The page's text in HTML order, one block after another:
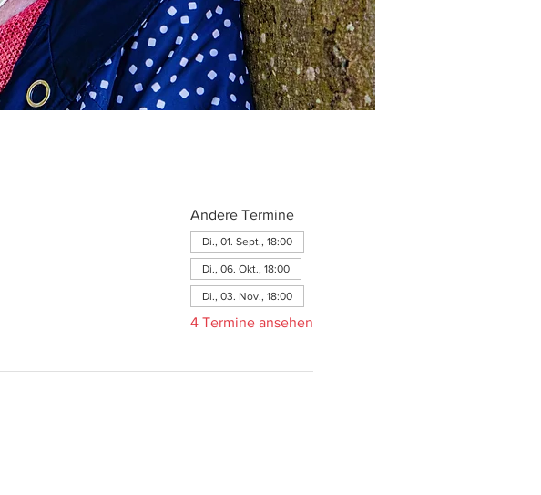
Andere Termine
Di., 01. Sept., 18:00
Di., 06. Okt., 18:00
Di., 03. Nov., 18:00
4 Termine ansehen